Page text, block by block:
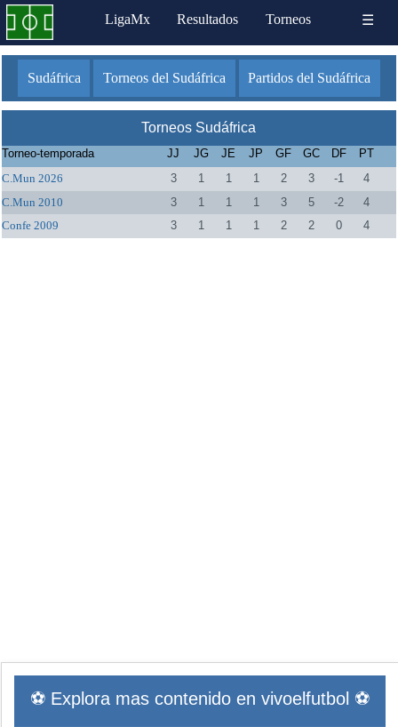
LigaMx Resultados Torneos ☰
Sudáfrica Torneos del Sudáfrica Partidos del Sudáfrica
Torneos Sudáfrica
Torneo-temporada JJ JG JE JP GF GC DF
PT
C.Mun 2026
3 1 1 1 2 3 -1
4
C.Mun 2010
3 1 1 1 3 5 -2
4
Confe 2009
3 1 1 1 2 2 0 4
⚽ Explora mas contenido en vivoelfutbol ⚽